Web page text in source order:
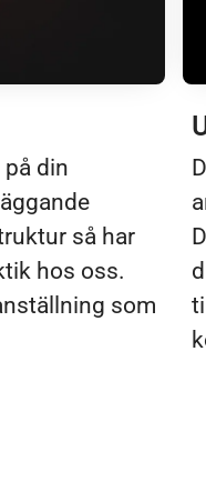
din
så har
hos oss.
som